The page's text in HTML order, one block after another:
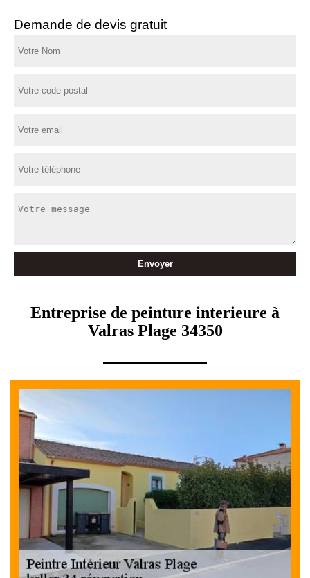
Demande de devis gratuit
Entreprise de peinture interieure à
Valras Plage 34350